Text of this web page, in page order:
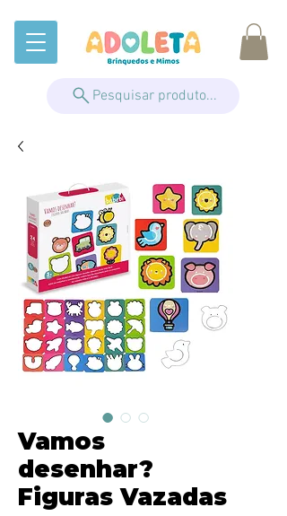
Pesquisar produto...
Vamos
desenhar?
Figuras Vazadas